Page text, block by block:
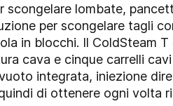
lombate,
per scongelare tagli
in blocchi. Il ColdSteam
cava e cinque carrelli
integrata, iniezione
di ottenere ogni volta